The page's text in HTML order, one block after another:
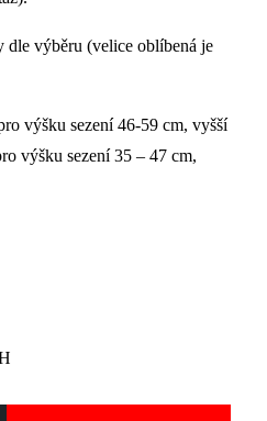
dle výběru (velice oblíbená je
výšku sezení 46-59 cm, vyšší
výšku sezení 35 – 47 cm,